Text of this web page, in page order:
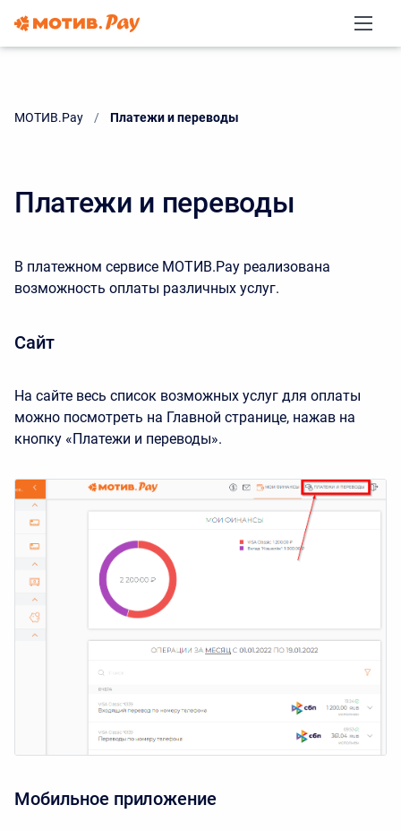
МОТИВ.Pay Current:
Платежи и переводы
Платежи и переводы
В платежном сервисе МОТИВ.Рау реализована
возможность оплаты различных услуг.
Сайт
На сайте весь список возможных услуг для оплаты
можно посмотреть на Главной странице, нажав на
кнопку «Платежи и переводы».
Мобильное приложение